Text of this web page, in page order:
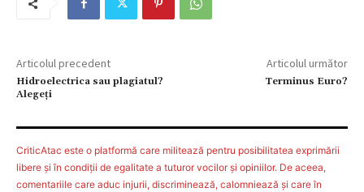
Articolul precedent
Hidroelectrica sau plagiatul?
Alegeţi
Articolul următor
Terminus Euro?
CriticAtac este o platformă care militează pentru posibilitatea exprimării
libere şi în condiţii de egalitate a tuturor vocilor şi opiniilor. De aceea,
comentariile care aduc injurii, discriminează, calomniează şi care în